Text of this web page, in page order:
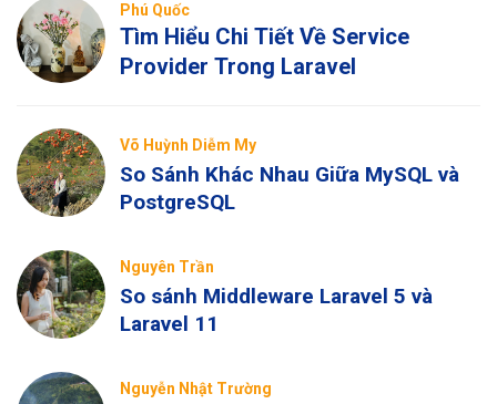
Phú Quốc
Tìm Hiểu Chi Tiết Về Service
Provider Trong Laravel
Võ Huỳnh Diễm My
So Sánh Khác Nhau Giữa MySQL và
PostgreSQL
Nguyên Trần
So sánh Middleware Laravel 5 và
Laravel 11
Nguyễn Nhật Trường